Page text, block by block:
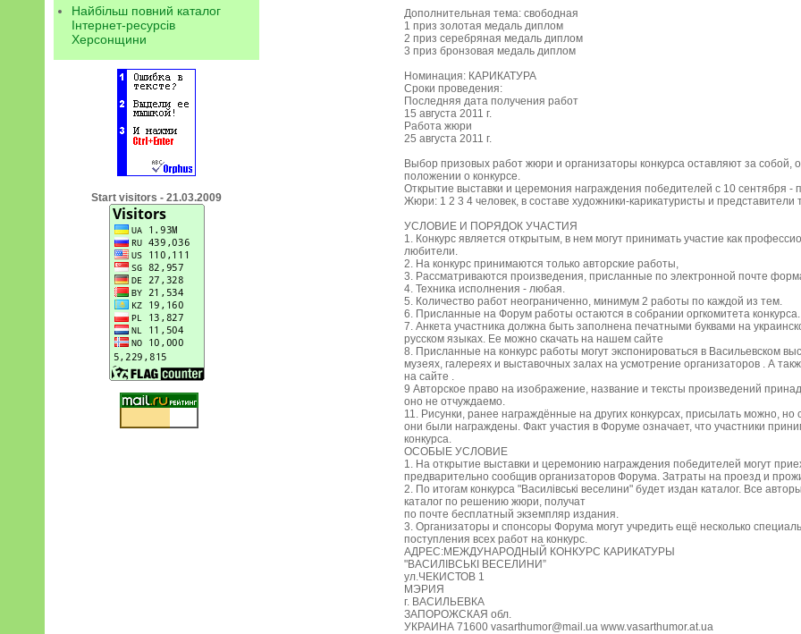
Найбільш повний каталог
Інтернет-ресурсів
Херсонщини
Start visitors - 21.03.2009
Дополнительная тема: свободная
1 приз золотая медаль диплом
2 приз серебряная медаль диплом
3 приз бронзовая медаль диплом
Номинация: КАРИКАТУРА
Сроки проведения:
Последняя дата получения работ
15 августа 2011 г.
Работа жюри
25 августа 2011 г.
Выбор призовых работ жюри и организаторы конкурса оставляют за собой,
положении о конкурсе.
Открытие выставки и церемония награждения победителей с 10 сентября -
Жюри: 1 2 3 4 человек, в составе художники-карикатуристы и представители
УСЛОВИЕ И ПОРЯДОК УЧАСТИЯ
1. Конкурс является открытым, в нем могут принимать участие как
любители.
2. На конкурс принимаются только авторские работы,
3. Рассматриваются произведения, присланные по электронной почте
4. Техника исполнения - любая.
5. Количество работ неограниченно, минимум 2 работы по каждой из тем.
6. Присланные на Форум работы остаются в собрании оргкомитета конкурса.
7. Анкета участника должна быть заполнена печатными буквами на
русском языках. Ее можно скачать на нашем сайте
8. Присланные на конкурс работы могут экспонироваться в Васильевском
музеях, галереях и выставочных залах на усмотрение организаторов . А
на сайте .
9 Авторское право на изображение, название и тексты произведений
оно не отчуждаемо.
11. Рисунки, ранее награждённые на других конкурсах, присылать можно, но
они были награждены. Факт участия в Форуме означает, что участники
конкурса.
ОСОБЫЕ УСЛОВИЕ
1. На открытие выставки и церемонию награждения победителей могут
предварительно сообщив организаторов Форума. Затраты на проезд и
2. По итогам конкурса "Василівські веселини" будет издан каталог. Все
каталог по решению жюри, получат
по почте бесплатный экземпляр издания.
3. Организаторы и спонсоры Форума могут учредить ещё несколько
поступления всех работ на конкурс.
АДРЕС:МЕЖДУНАРОДНЫЙ КОНКУРС КАРИКАТУРЫ
"ВАСИЛІВСЬКІ ВЕСЕЛИНИ”
ул.ЧЕКИСТОВ 1
МЭРИЯ
г. ВАСИЛЬЕВКА
ЗАПОРОЖСКАЯ обл.
УКРАИНА 71600 vasarthumor@mail.ua www.vasarthumor.at.ua